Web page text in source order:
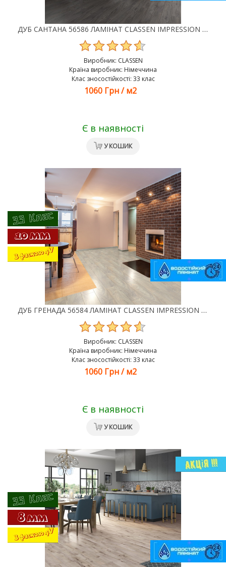
ДУБ САНТАНА 56586 ЛАМІНАТ CLASSEN IMPRESSION 4V WR
Виробник: CLASSEN
Країна виробник: Німеччина
Клас зносостійкості: 33 клас
1060 Грн/м2
Є в наявності
У КОШИК
ДУБ ГРЕНАДА 56584 ЛАМІНАТ CLASSEN IMPRESSION 4V WR
Виробник: CLASSEN
Країна виробник: Німеччина
Клас зносостійкості: 33 клас
1060 Грн/м2
Є в наявності
У КОШИК